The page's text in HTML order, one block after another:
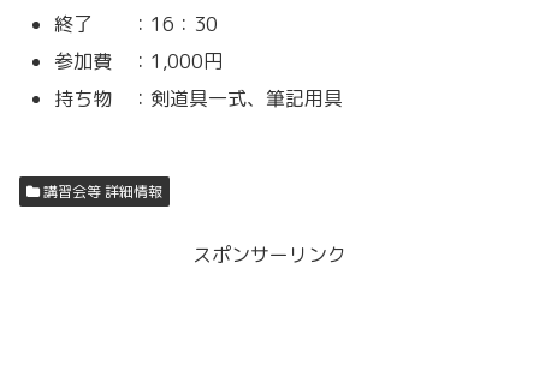
終了 ：16：30
参加費 ：1,000円
持ち物 ：剣道具一式、筆記用具
講習会等 詳細情報
スポンサーリンク